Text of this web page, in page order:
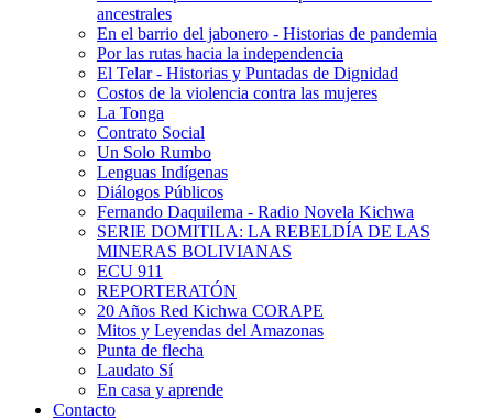
ancestrales
En el barrio del jabonero - Historias de pandemia
Por las rutas hacia la independencia
El Telar - Historias y Puntadas de Dignidad
Costos de la violencia contra las mujeres
La Tonga
Contrato Social
Un Solo Rumbo
Lenguas Indígenas
Diálogos Públicos
Fernando Daquilema - Radio Novela Kichwa
SERIE DOMITILA: LA REBELDÍA DE LAS
MINERAS BOLIVIANAS
ECU 911
REPORTERATÓN
20 Años Red Kichwa CORAPE
Mitos y Leyendas del Amazonas
Punta de flecha
Laudato Sí
En casa y aprende
Contacto